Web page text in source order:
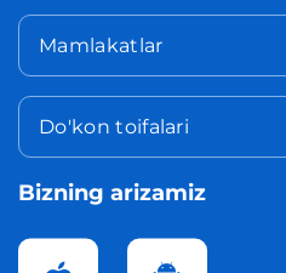
Mamlakatlar
Do'kon toifalari
Bizning arizamiz